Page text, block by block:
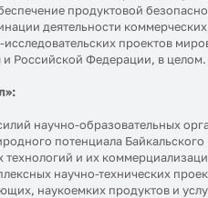
продуктовой
деятельности
проектов
и Российской Федерации, в
научно-образовательных
потенциала Байкальского
технологий и их
научно-технических
наукоемких продуктов и